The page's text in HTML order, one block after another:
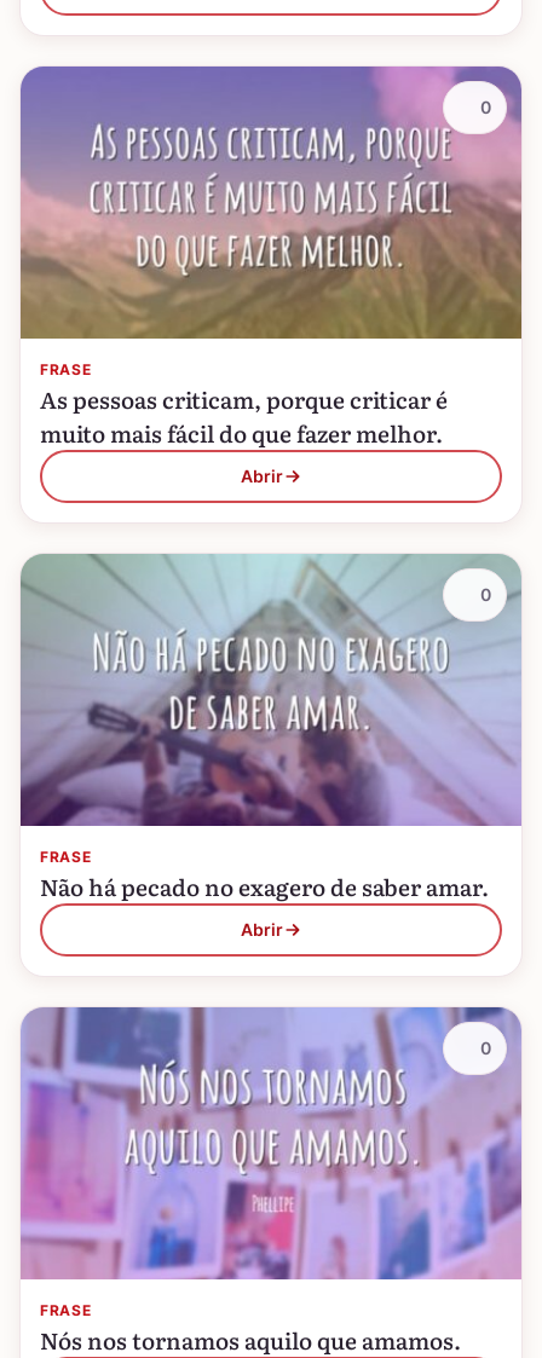
FRASE
As pessoas criticam, porque criticar é
muito mais fácil do que fazer melhor.
Abrir
0
FRASE
Não há pecado no exagero de saber amar.
Abrir
0
FRASE
Nós nos tornamos aquilo que amamos.
0